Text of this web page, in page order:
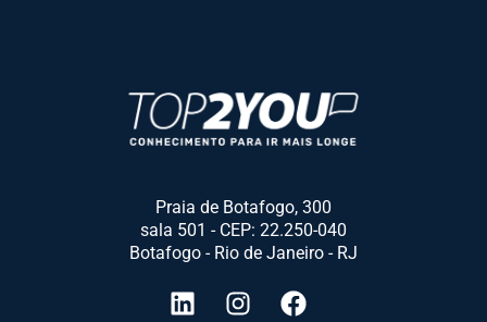
Praia de Botafogo, 300
sala 501 - CEP: 22.250-040
Botafogo - Rio de Janeiro - RJ